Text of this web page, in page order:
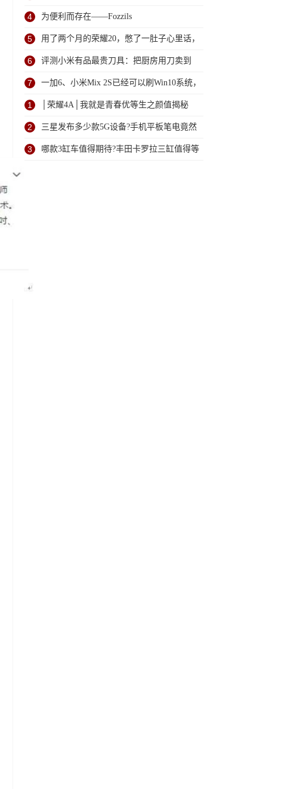
商务职业学校考察调研
4 为便利而存在——Fozzils
5 用了两个月的荣耀20，憋了一肚子心里话，
今天终于一吐为快
6 评测小米有品最贵刀具：把厨房用刀卖到
999元的秘密
7 一加6、小米Mix 2S已经可以刷Win10系统，
网友：安卓提不动刀了？
1 │荣耀4A│我就是青春优等生之颜值揭秘
2 三星发布多少款5G设备?手机平板笔电竟然
都有
3 哪款3缸车值得期待?丰田卡罗拉三缸值得等